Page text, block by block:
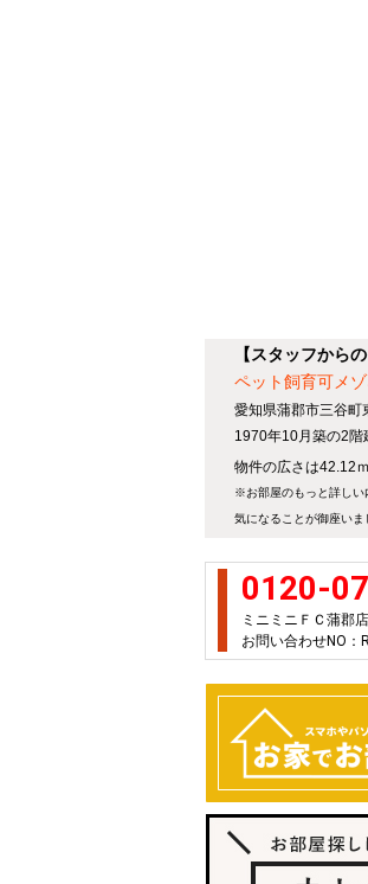
【スタッフから
ペット飼育可メ
愛知県蒲郡市三谷町
1970年10月築の2階
物件の広さは42.12ｍ
※お部屋のもっと詳しい
気になることが御座い
0120-
ミニミニＦＣ蒲郡店
お問い合わせNO：